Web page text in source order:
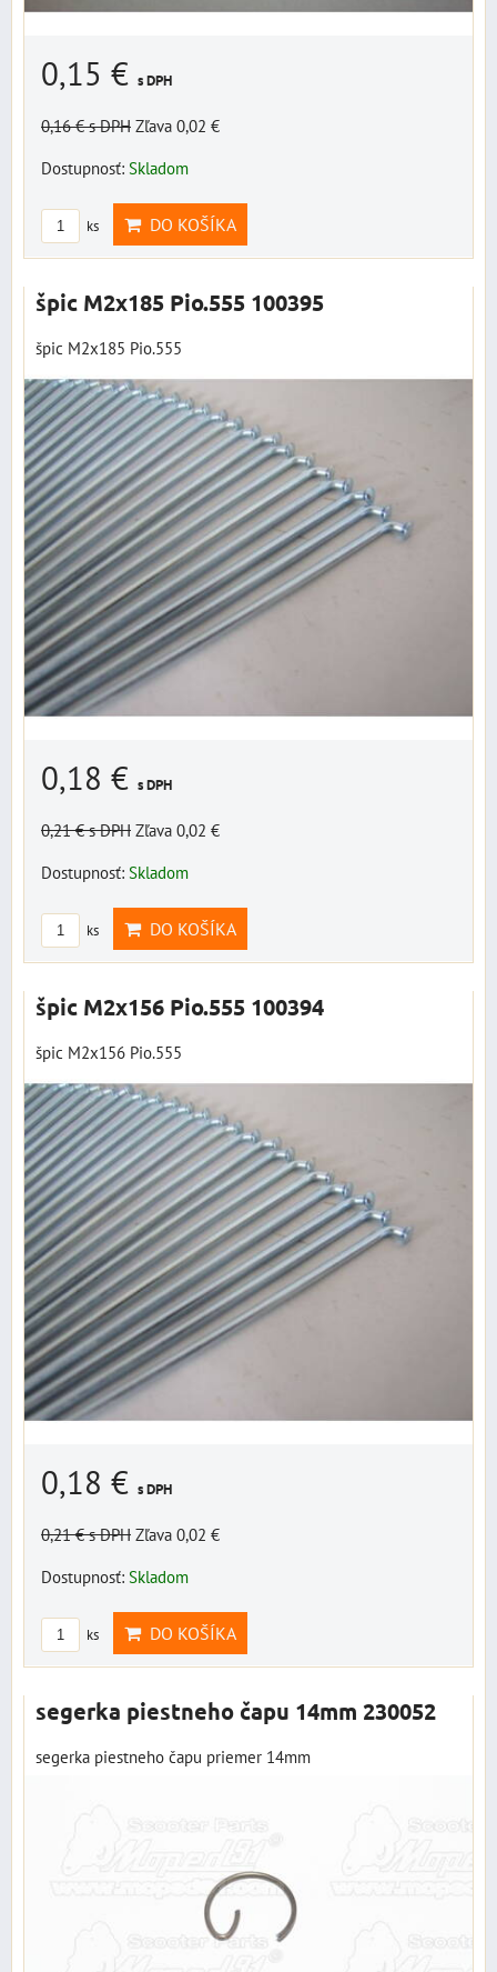
0,15 € s DPH
0,16 €s DPH Zľava 0,02 €
Dostupnosť: Skladom
ks DO KOŠÍKA
špic M2x185 Pio.555 100395
špic M2x185 Pio.555
0,18 € s DPH
0,21 €s DPH Zľava 0,02 €
Dostupnosť: Skladom
ks DO KOŠÍKA
špic M2x156 Pio.555 100394
špic M2x156 Pio.555
0,18 € s DPH
0,21 €s DPH Zľava 0,02 €
Dostupnosť: Skladom
ks DO KOŠÍKA
segerka piestneho čapu 14mm 230052
segerka piestneho čapu priemer 14mm